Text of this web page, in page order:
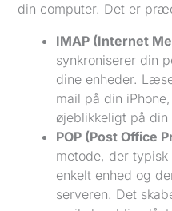
din computer. Det er
IMAP (Internet
synkroniserer din
dine enheder.
mail på din
øjeblikkeligt på
POP (Post Office
metode, der
enkelt enhed og
serveren. Det